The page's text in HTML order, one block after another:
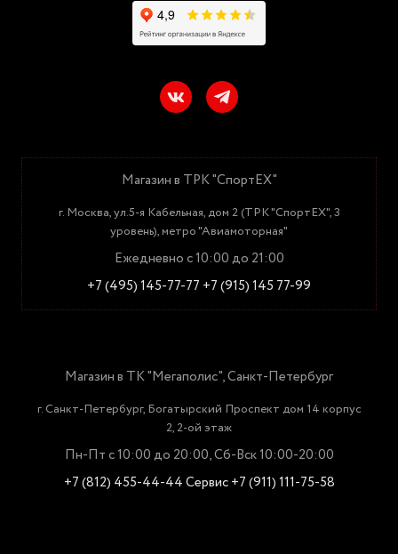
Магазин в ТРК "СпортЕХ"
г. Москва, ул.5-я Кабельная, дом 2 (ТРК "СпортЕХ", 3
уровень), метро "Авиамоторная"
Ежедневно с 10:00 до 21:00
+7 (495) 145-77-77 +7 (915) 145 77-99
Магазин в ТК "Мегаполис", Санкт-Петербург
г. Санкт-Петербург, Богатырский Проспект дом 14 корпус
2, 2-ой этаж
Пн-Пт с 10:00 до 20:00, Сб-Вск 10:00-20:00
+7 (812) 455-44-44Сервис +7 (911) 111-75-58